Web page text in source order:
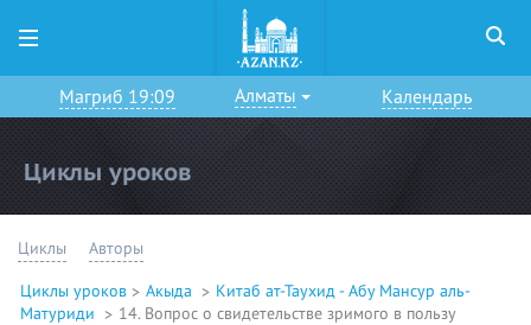
Магриб 19:09 Алматы Календарь
Циклы уроков
Циклы Авторы
Циклы уроков Акыда
Китаб ат-Таухид - Абу Мансур аль-
Матуриди
14. Вопрос о свидетельстве зримого в пользу